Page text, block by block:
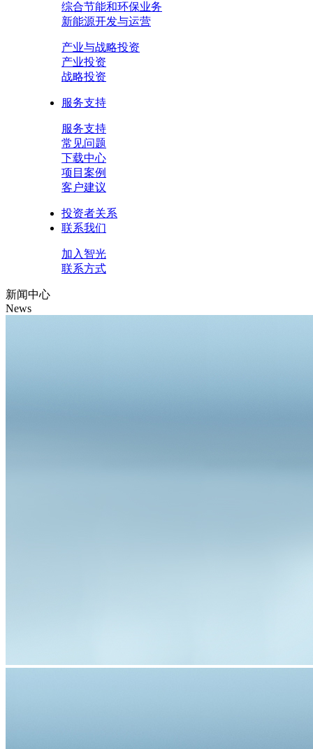
综合节能和环保业务
新能源开发与运营
产业与战略投资
产业投资
战略投资
服务支持
服务支持
常见问题
下载中心
项目案例
客户建议
投资者关系
联系我们
加入智光
联系方式
新闻中心
News